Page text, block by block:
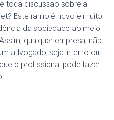
toda discussão sobre a
Este ramo é novo e muito
da sociedade ao meio
qualquer empresa, não
advogado, seja interno ou
o profissional pode fazer